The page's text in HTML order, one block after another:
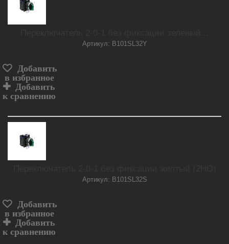
Артикул: B101SL32Y
Добавить
в избранное
Добавить
к сравнению
Артикул: B101SL32S
Добавить
в избранное
Добавить
к сравнению